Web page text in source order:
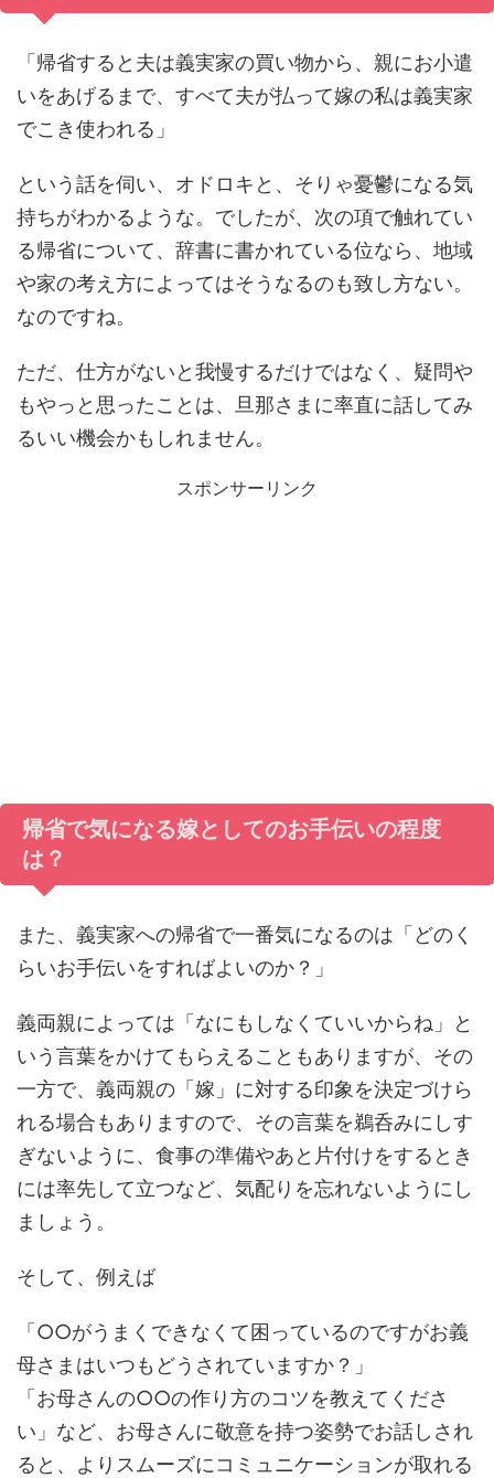
「帰省すると夫は義実家の買い物から、親にお小遣
いをあげるまで、すべて夫が払って嫁の私は義実家
でこき使われる」
という話を伺い、オドロキと、そりゃ憂鬱になる気
持ちがわかるような。でしたが、次の項で触れてい
る帰省について、辞書に書かれている位なら、地域
や家の考え方によってはそうなるのも致し方ない。
なのですね。
ただ、仕方がないと我慢するだけではなく、疑問や
もやっと思ったことは、旦那さまに率直に話してみ
るいい機会かもしれません。
スポンサーリンク
帰省で気になる嫁としてのお手伝いの程度
は？
また、義実家への帰省で一番気になるのは「どのく
らいお手伝いをすればよいのか？」
義両親によっては「なにもしなくていいからね」と
いう言葉をかけてもらえることもありますが、その
一方で、義両親の「嫁」に対する印象を決定づけら
れる場合もありますので、その言葉を鵜呑みにしす
ぎないように、食事の準備やあと片付けをするとき
には率先して立つなど、気配りを忘れないようにし
ましょう。
そして、例えば
「○○がうまくできなくて困っているのですがお義
母さまはいつもどうされていますか？」
「お母さんの○○の作り方のコツを教えてくださ
い」など、お母さんに敬意を持つ姿勢でお話しされ
ると、よりスムーズにコミュニケーションが取れる